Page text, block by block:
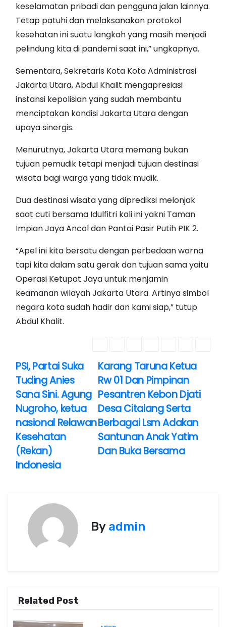
keselamatan pribadi dan pengguna jalan lainnya.
Tetap patuhi dan melaksanakan protokol
kesehatan ini suatu langkah yang masih menjadi
pelindung kita di pandemi saat ini,” ungkapnya.
Sementara, Sekretaris Kota Kota Administrasi
Jakarta Utara, Abdul Khalit mengapresiasi
instansi kepolisian yang sudah membantu
menciptakan kondisi Jakarta Utara dengan
upaya sinergis.
Menurutnya, Jakarta Utara memang bukan
tujuan pemudik tetapi menjadi tujuan destinasi
wisata bagi warga yang tidak mudik.
Dua destinasi wisata yang diprediksi melonjak
saat cuti bersama Idulfitri kali ini yakni Taman
Impian Jaya Ancol dan Pantai Pasir Putih PIK 2.
“Apel ini kita bersatu dengan perbedaan warna
tapi kita dalam satu gerak dan tujuan sama yaitu
Operasi Ketupat Jaya untuk menjamin
keamanan wilayah Jakarta Utara. Artinya simbol
negara kota sudah hadir dan kami siap,” tutup
Abdul Khalit.
N
a
v
i
g
Karang Taruna Ketua
Rw 01 Dan Pimpinan
Pesantren Kebon Djati
Desa Citalang Serta
Berbagai Lsm Adakan
Santunan Anak Yatim
Dan Buka Bersama
PSI, Partai Suka
Tuding Anies
Sana Sini. Agung
Nugroho, ketua
nasional Relawan
Kesehatan
(Rekan)
Indonesia
By admin
Related Post